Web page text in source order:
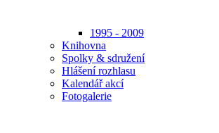
1995 - 2009
Knihovna
Spolky & sdružení
Hlášení rozhlasu
Kalendář akcí
Fotogalerie